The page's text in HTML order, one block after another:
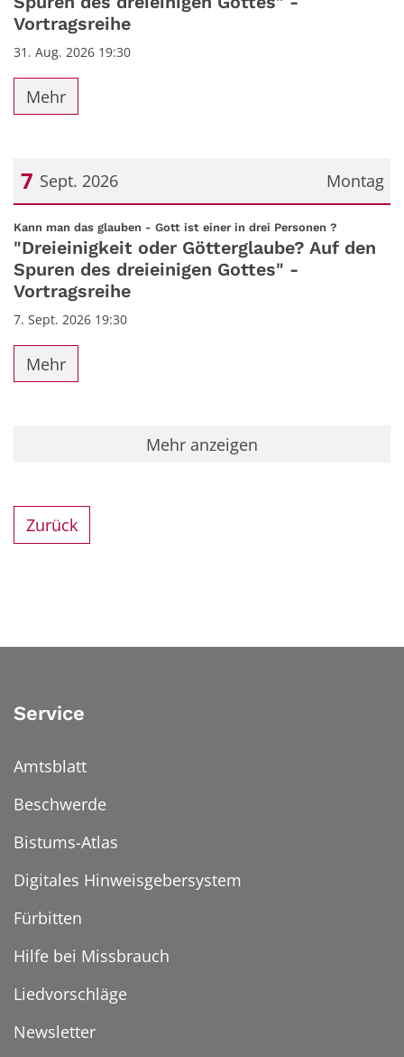
Vortragsreihe
31. Aug. 2026 19:30
Mehr
Montag
7 Sept. 2026
Datum: 7. September 2026
Kann man das glauben - Gott ist einer in drei Personen ?
"Dreieinigkeit oder Götterglaube? Auf den
Spuren des dreieinigen Gottes" -
Vortragsreihe
7. Sept. 2026 19:30
Mehr
Mehr anzeigen
Zurück
Service
Amtsblatt
Beschwerde
Bistums-Atlas
Digitales Hinweisgebersystem
Fürbitten
Hilfe bei Missbrauch
Liedvorschläge
Newsletter